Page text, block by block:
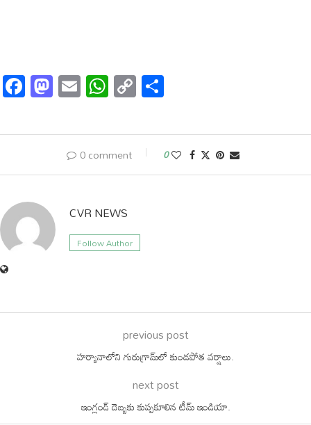
Facebook
Mastodon
EmailWhatsApp
Copy
Link
0 comment 0
CVR NEWS
Follow Author
previous post
హర్యానాలోని గురుగ్రామ్‌లో కుండపోత వర్షాలు.
next post
ఇంగ్లండ్ దెబ్బకు కుప్పకూలిన టీమ్ ఇండియా.